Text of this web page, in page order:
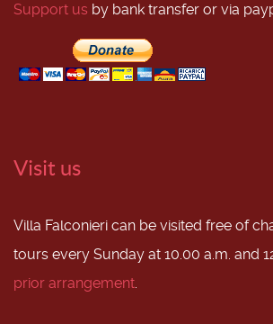
Support us by bank transfer or via
Visit us
Villa Falconieri can be visited free of
tours every Sunday at 10.00 a.m. and
prior arrangement.